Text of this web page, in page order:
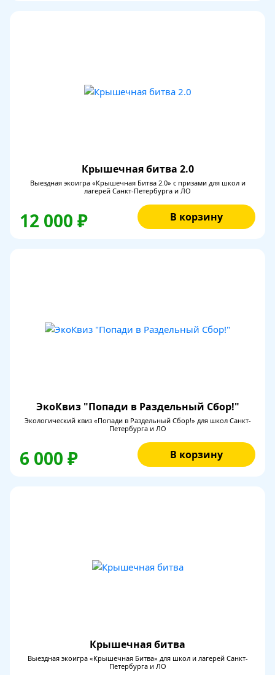
Крышечная битва 2.0
Выездная экоигра «Крышечная Битва 2.0» с призами для школ и
лагерей Санкт-Петербурга и ЛО
12 000 ₽ В корзину
ЭкоКвиз "Попади в Раздельный Сбор!"
Экологический квиз «Попади в Раздельный Сбор!» для школ Санкт-
Петербурга и ЛО
6 000 ₽ В корзину
Крышечная битва
Выездная экоигра «Крышечная Битва» для школ и лагерей Санкт-
Петербурга и ЛО